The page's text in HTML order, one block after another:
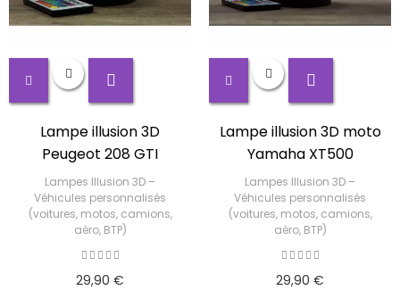
Lampe illusion 3D
Peugeot 208 GTI
Lampes Illusion 3D –
Véhicules personnalisés
(voitures, motos, camions,
aéro, BTP)
29,90 €
Lampe illusion 3D moto
Yamaha XT500
Lampes Illusion 3D –
Véhicules personnalisés
(voitures, motos, camions,
aéro, BTP)
29,90 €